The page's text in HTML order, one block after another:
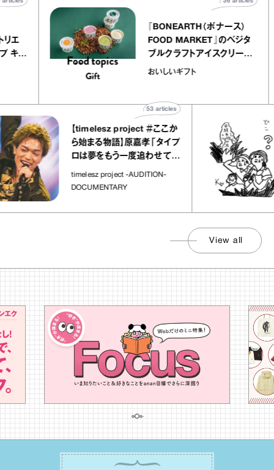
アトリエ
ープ キャ
『BONEARTH（ボナース）
FOOD MARKET』のベジタ
ブルクラフトアイスクリーム
｜真野知子の「おいしいギフ
おいしいギフト
【timelesz project ＃ここか
ら始まる物語】原嘉孝「タイプ
ロは夢をもう一度追わせてく
れた場所」
timelesz project -AUDITION-
DOCUMENTARY
articles
View all